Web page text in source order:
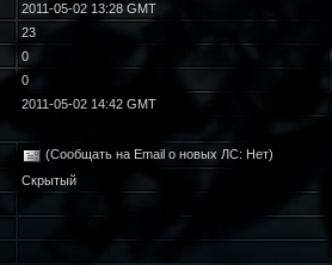
2011-05-02 13:28 GMT
23
0
0
2011-05-02 14:42 GMT
(Сообщать на Email о новых ЛС: Нет)
Скрытый